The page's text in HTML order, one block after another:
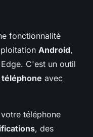
fonctionnalité
Android,
C'est un outil
téléphone avec
téléphone
, des